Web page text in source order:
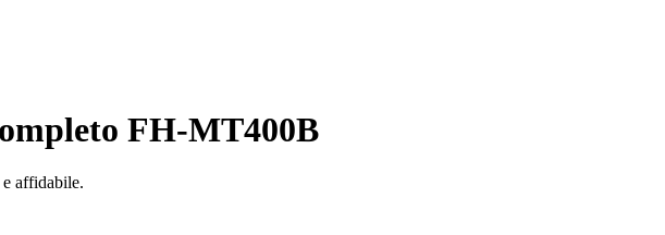
FH-MT400B
affidabile.